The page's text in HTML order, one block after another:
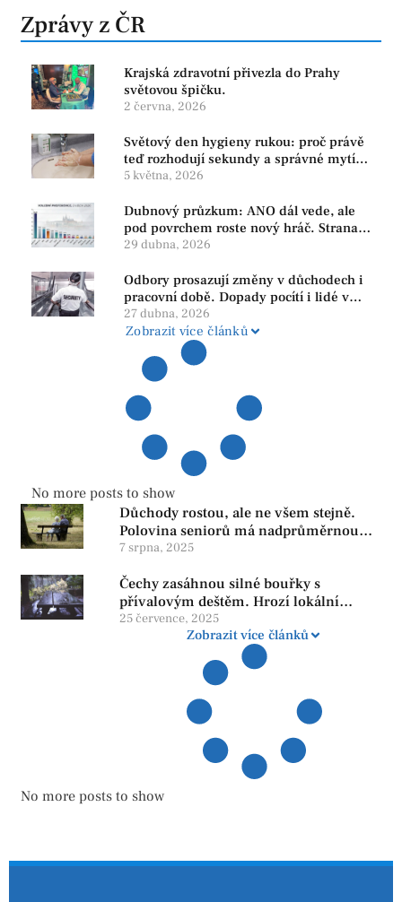
Zprávy z ČR
Krajská zdravotní přivezla do Prahy
světovou špičku.
2 června, 2026
Světový den hygieny rukou: proč právě
teď rozhodují sekundy a správné mytí
rukou
5 května, 2026
Dubnový průzkum: ANO dál vede, ale
pod povrchem roste nový hráč. Strana
PRO se drží nejvýš mezi menšími
29 dubna, 2026
Odbory prosazují změny v důchodech i
pracovní době. Dopady pocítí i lidé v
našem regionu
27 dubna, 2026
Zobrazit více článků
No more posts to show
Důchody rostou, ale ne všem stejně.
Polovina seniorů má nadprůměrnou
penzi, tisíce však žijí pod hranicí
reformy
7 srpna, 2025
Čechy zasáhnou silné bouřky s
přívalovým deštěm. Hrozí lokální
zatopení
25 července, 2025
Zobrazit více článků
No more posts to show